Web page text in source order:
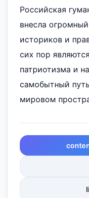
Российская
внесла
историков и
сих пор
патриотизма и
самобытный
мировом